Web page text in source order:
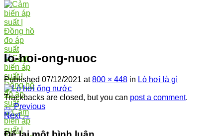
lo-hoi-ong-nuoc
Published 07/12/2021 at800 × 448 in Lò hơi là gì
Trackbacks are closed, but you can post a comment.
←Previous
Next→